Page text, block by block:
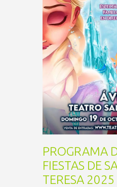
PROGRAMA
FIESTAS DE
TERESA